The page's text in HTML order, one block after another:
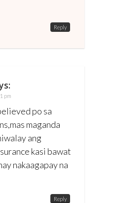
Reply
pm
po sa
maganda
ang
kasi bawat
nakaagapay na
Reply